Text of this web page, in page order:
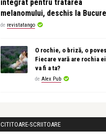
integrat pentru tratarea
melanomului, deschis la
de revistatango
O rochie, o briză, o
Fiecare vară are rochia
va fi a ta?
de Alex Pub
CITITOARE-SCRIITOARE